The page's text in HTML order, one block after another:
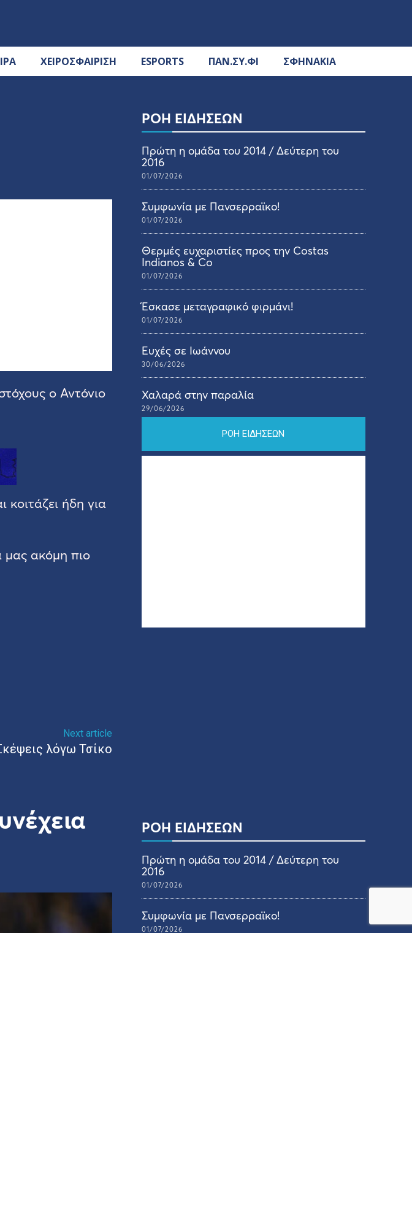
ΧΕΙΡΟΣΦΑΙΡΙΣΗ ESPORTS ΠΑΝ.ΣΥ.ΦΙ ΣΦΗΝΑΚΙΑ
ο Αντόνιο
κοιτάζει ήδη για
μας ακόμη πιο
Next article
λόγω Τσίκο
ΡΟΗ ΕΙΔΗΣΕΩΝ
Πρώτη η ομάδα του 2014 / Δεύτερη του
2016
01/07/2026
Συμφωνία με Πανσερραϊκο!
01/07/2026
Θερμές ευχαριστίες προς την Costas
Indianos & Co
01/07/2026
Έσκασε μεταγραφικό φιρμάνι!
01/07/2026
Ευχές σε Ιωάννου
30/06/2026
Χαλαρά στην παραλία
29/06/2026
ΡΟΗ ΕΙΔΗΣΕΩΝ